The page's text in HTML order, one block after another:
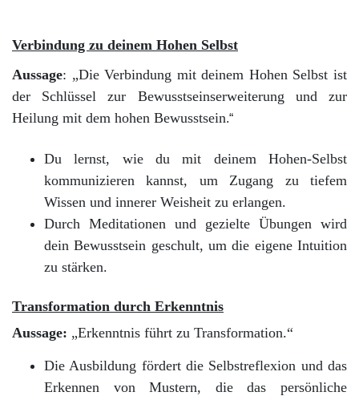
Verbindung zu deinem Hohen Selbst
Aussage: „Die Verbindung mit deinem Hohen Selbst ist
der Schlüssel zur Bewusstseinserweiterung und zur
Heilung mit dem hohen Bewusstsein.“
Du lernst, wie du mit deinem Hohen-Selbst
kommunizieren kannst, um Zugang zu tiefem
Wissen und innerer Weisheit zu erlangen.
Durch Meditationen und gezielte Übungen wird
dein Bewusstsein geschult, um die eigene Intuition
zu stärken.
Transformation durch Erkenntnis
Aussage: „Erkenntnis führt zu Transformation.“
Die Ausbildung fördert die Selbstreflexion und das
Erkennen von Mustern, die das persönliche